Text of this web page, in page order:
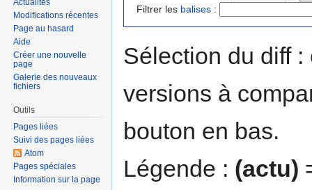
Filtrer les balises :
Sélection du diff
versions à
bouton en bas.
Légende : (actu)
Modifications récentes
Page au hasard
Aide
Créer une nouvelle
page
Galerie des nouveaux
fichiers
Outils
Pages liées
Suivi des pages liées
Atom
Pages spéciales
Information sur la page